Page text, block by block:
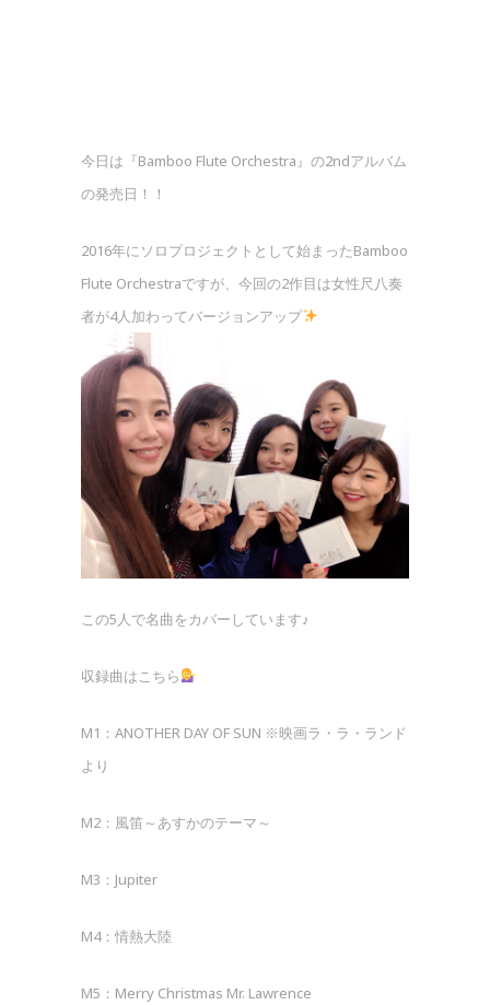
今日は『Bamboo Flute Orchestra』の2ndアルバム
の発売日！！
2016年にソロプロジェクトとして始まったBamboo
Flute Orchestraですが、今回の2作目は女性尺八奏
者が4人加わってバージョンアップ
この5人で名曲をカバーしています♪
収録曲はこちら
M1：ANOTHER DAY OF SUN ※映画ラ・ラ・ランド
より
M2：風笛～あすかのテーマ～
M3：Jupiter
M4：情熱大陸
M5：Merry Christmas Mr. Lawrence